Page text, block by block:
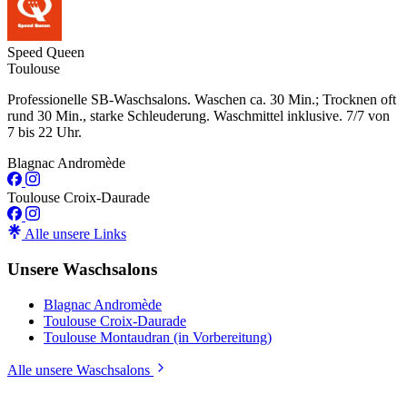
Speed Queen
Toulouse
Professionelle SB-Waschsalons. Waschen ca. 30 Min.; Trocknen oft
rund 30 Min., starke Schleuderung. Waschmittel inklusive. 7/7 von
7 bis 22 Uhr.
Blagnac Andromède
Toulouse Croix-Daurade
Alle unsere Links
Unsere Waschsalons
Blagnac Andromède
Toulouse Croix-Daurade
Toulouse Montaudran (in Vorbereitung)
Alle unsere Waschsalons